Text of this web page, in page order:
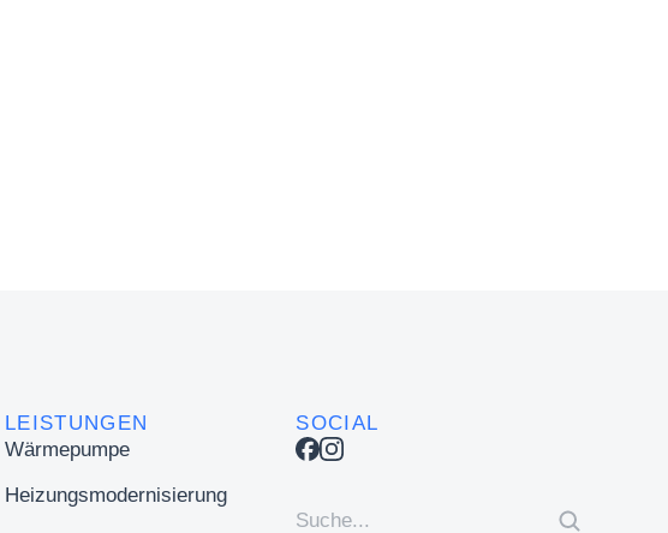
LEISTUNGEN
Wärmepumpe
Heizungsmodernisierung
SOCIAL